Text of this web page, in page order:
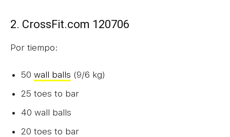
2. CrossFit.com 120706
Por tiempo:
50 wall balls (9/6 kg)
25 toes to bar
40 wall balls
20 toes to bar